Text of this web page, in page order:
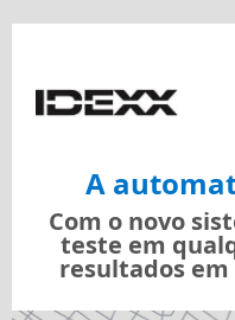
A
Com o novo
teste em
resultados